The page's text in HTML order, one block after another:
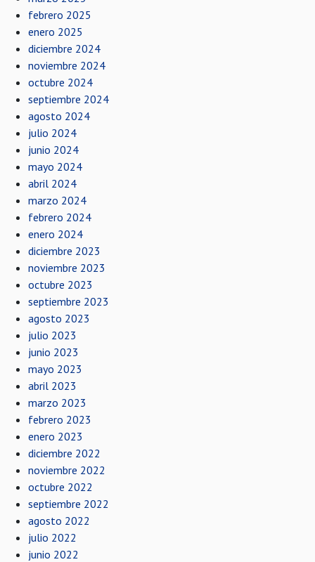
febrero 2025
enero 2025
diciembre 2024
noviembre 2024
octubre 2024
septiembre 2024
agosto 2024
julio 2024
junio 2024
mayo 2024
abril 2024
marzo 2024
febrero 2024
enero 2024
diciembre 2023
noviembre 2023
octubre 2023
septiembre 2023
agosto 2023
julio 2023
junio 2023
mayo 2023
abril 2023
marzo 2023
febrero 2023
enero 2023
diciembre 2022
noviembre 2022
octubre 2022
septiembre 2022
agosto 2022
julio 2022
junio 2022